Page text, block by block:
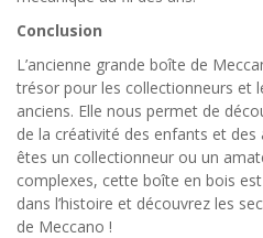
Conclusion
L’ancienne grande boîte de
trésor pour les collectionneurs et
anciens. Elle nous permet de
de la créativité des enfants et des
êtes un collectionneur ou un
complexes, cette boîte en bois
dans l’histoire et découvrez les
de Meccano !